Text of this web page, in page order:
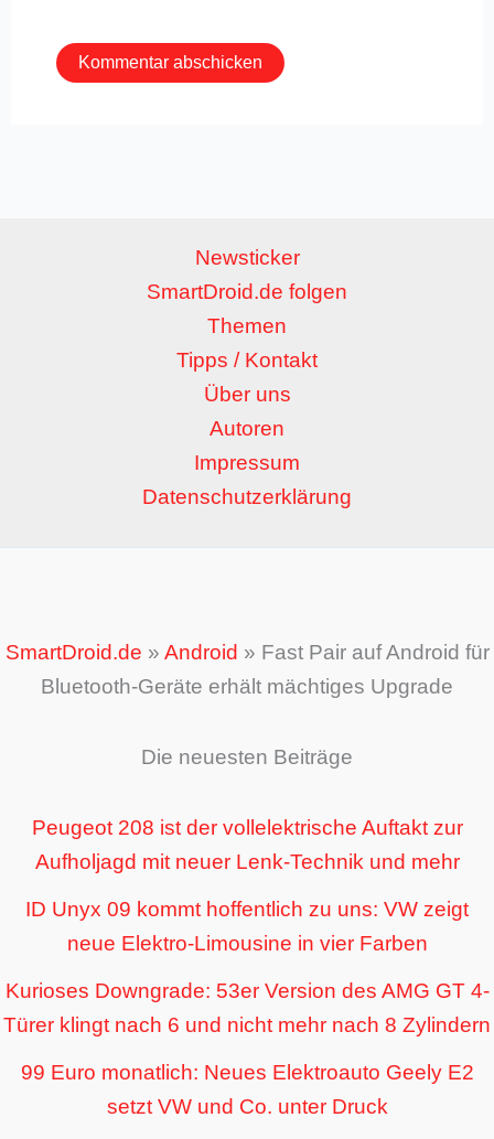
Newsticker
SmartDroid.de folgen
Themen
Tipps / Kontakt
Über uns
Autoren
Impressum
Datenschutzerklärung
SmartDroid.de » Android » Fast Pair auf Android für
Bluetooth-Geräte erhält mächtiges Upgrade
Die neuesten Beiträge
Peugeot 208 ist der vollelektrische Auftakt zur
Aufholjagd mit neuer Lenk-Technik und mehr
ID Unyx 09 kommt hoffentlich zu uns: VW zeigt
neue Elektro-Limousine in vier Farben
Kurioses Downgrade: 53er Version des AMG GT 4-
Türer klingt nach 6 und nicht mehr nach 8 Zylindern
99 Euro monatlich: Neues Elektroauto Geely E2
setzt VW und Co. unter Druck